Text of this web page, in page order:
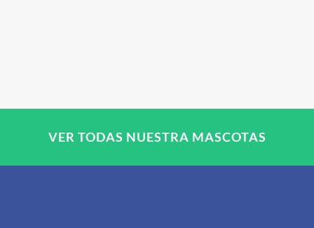
VER TODAS NUESTRA MASCOTAS